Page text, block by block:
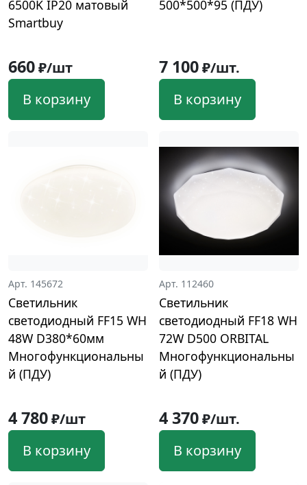
6500K IP20 матовый
Smartbuy
660₽/шт
В корзину
500*500*95 (ПДУ)
7 100₽/шт.
В корзину
Арт. 145672
Светильник
светодиодный FF15 WH
48W D380*60мм
Многофункциональны
й (ПДУ)
4 780₽/шт
В корзину
Арт. 112460
Светильник
светодиодный FF18 WH
72W D500 ORBITAL
Многофункциональны
й (ПДУ)
4 370₽/шт.
В корзину